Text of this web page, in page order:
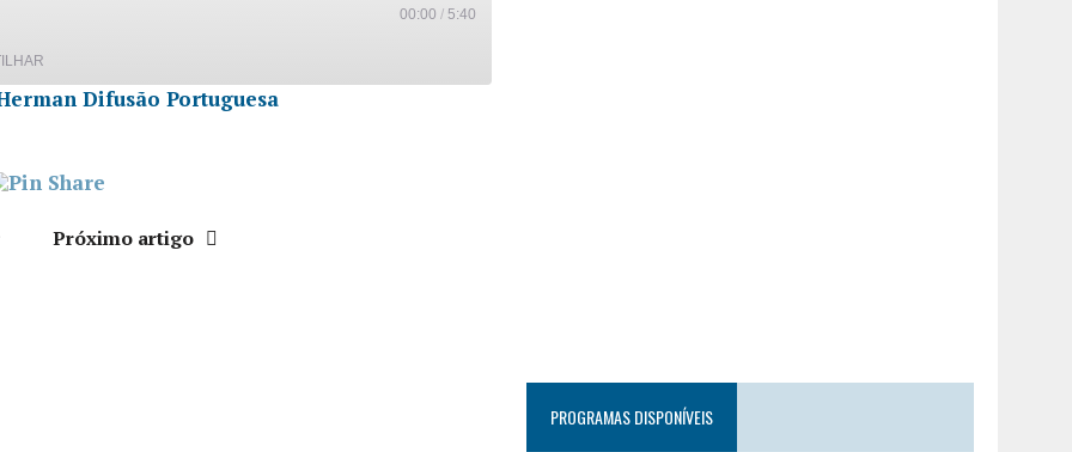
00:00 / 5:40
Difusão Portuguesa
Próximo artigo
PROGRAMAS DISPONÍVEIS